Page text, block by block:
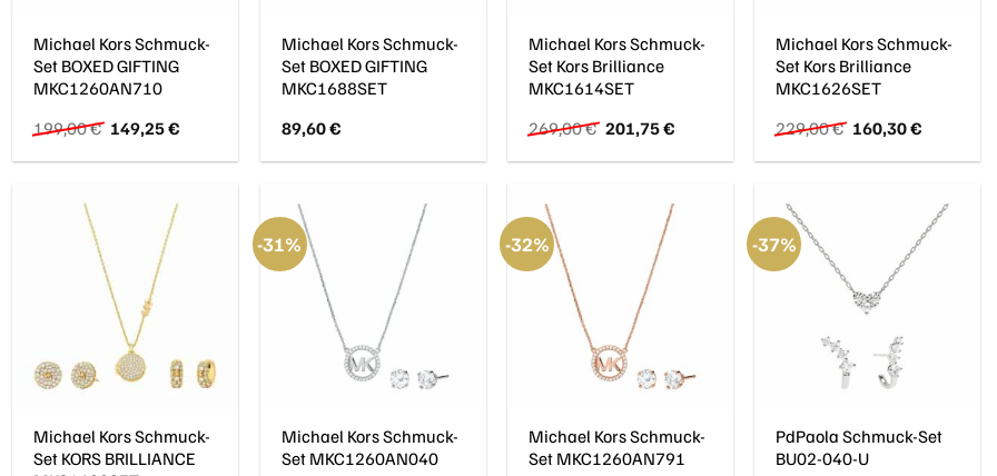
Michael Kors Schmuck-
Set BOXED GIFTING
MKC1260AN710
199,00€ Ursprünglicher
Preis
war:
149,25€Aktueller
ist:
Michael Kors Schmuck-
Set BOXED GIFTING
MKC1688SET
89,60€
Michael Kors Schmuck-
Set Kors Brilliance
MKC1614SET
269,00€ Ursprünglicher
Preis
war:
201,75€Aktueller
ist:
Michael Kors Schmuck-
Set Kors Brilliance
MKC1626SET
229,00€ Ursprünglicher
Preis
war:
160,30€Aktueller
ist:
Michael Kors Schmuck-
Set KORS BRILLIANCE
-31%
Michael Kors Schmuck-
Set MKC1260AN040
-32%
Michael Kors Schmuck-
Set MKC1260AN791
-37%
PdPaola Schmuck-Set
BU02-040-U